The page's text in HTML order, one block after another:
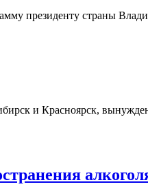
президенту страны
и Красноярск,